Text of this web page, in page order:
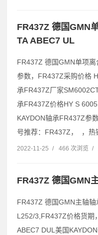
FR437Z 德国GMN
TA ABEC7 UL
FR437Z 德国GMN单项
参数，FR437Z采购价格
承FR437Z厂家
承FR437Z价格HY S
KAYDON轴承FR437Z参
号推荐：FR437Z， ，热
2022-11-25 / 466 次浏览 /
FR437Z 德国GMN
FR437Z 德国GMN主轴轴
L252/3,FR437Z价格货期
ABEC7 DUL美国